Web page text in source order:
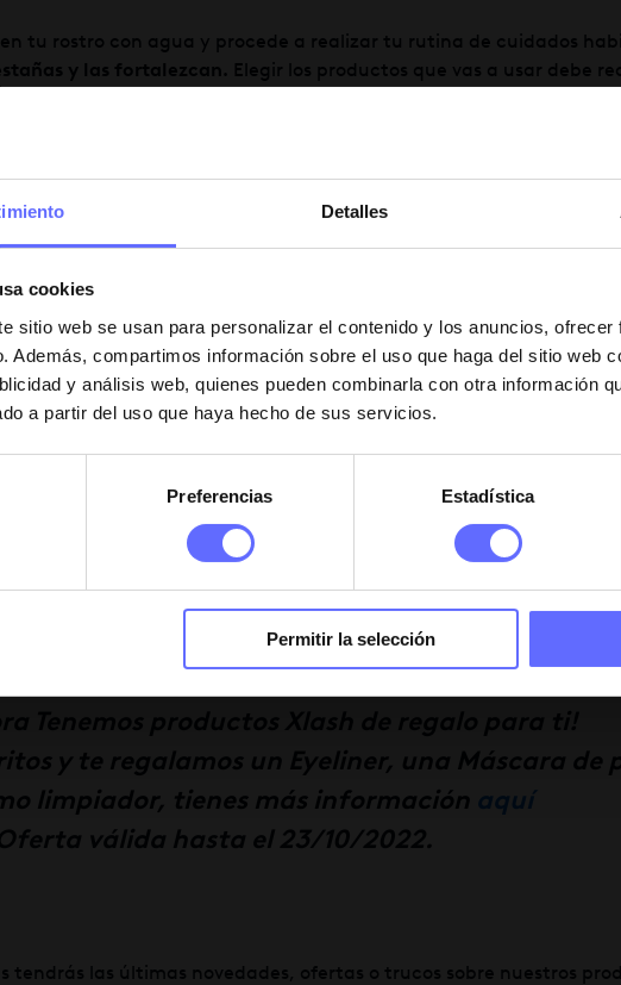
Detalles
cookies
sitio web se usan para personalizar el contenido y los anuncios,
Además, compartimos información sobre el uso que haga del sitio web
y análisis web, quienes pueden combinarla con otra información
a partir del uso que haya hecho de sus servicios.
Preferencias Estadística
Permitir la selección
tu rostro con agua y procede a realizar tu rutina de cuidados
y las fortalezcan. Elegir los productos que vas a usar debe
acordes a las necesidades de cada uno.
unas
su
forma natural.
y echa un vistazo atodos nuestros
y te regalamos un Eyeliner, una Máscara de
limpiador, tienes más información aquí
válida hasta el 23/10/2022.
tendrás las últimas novedades, ofertas o trucos sobre nuestros